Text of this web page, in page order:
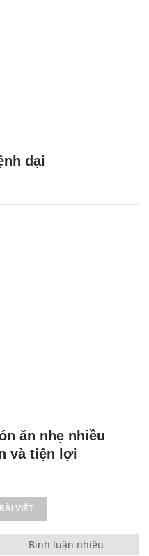
dại
ăn nhẹ nhiều
và tiện lợi
VIẾT
Bình luận nhiều